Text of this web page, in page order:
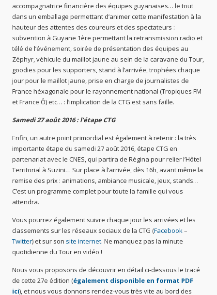
accompagnatrice financière des équipes guyanaises… le tout
dans un emballage permettant d’animer cette manifestation à la
hauteur des attentes des coureurs et des spectateurs :
subvention à Guyane 1ère permettant la retransmission radio et
télé de l’événement, soirée de présentation des équipes au
Zéphyr, véhicule du maillot jaune au sein de la caravane du Tour,
goodies pour les supporters, stand à l’arrivée, trophées chaque
jour pour le maillot jaune, prise en charge de journalistes de
France héxagonale pour le rayonnement national (Tropiques FM
et France Ô) etc… : l’implication de la CTG est sans faille.
Samedi 27 août 2016 : l’étape CTG
Enfin, un autre point primordial est également à retenir : la très
importante étape du samedi 27 août 2016, étape CTG en
partenariat avec le CNES, qui partira de Régina pour relier l’Hôtel
Territorial à Suzini… Sur place à l’arrivée, dès 16h, avant même la
remise des prix : animations, ambiance musicale, jeux, stands…
C’est un programme complet pour toute la famille qui vous
attendra.
Vous pourrez également suivre chaque jour les arrivées et les
classements sur les réseaux sociaux de la CTG (Facebook–
Twitter) et sur son site internet. Ne manquez pas la minute
quotidienne du Tour en vidéo !
Nous vous proposons de découvrir en détail ci-dessous le tracé
de cette 27e édition (également disponible en format PDF
ici), et nous vous donnons rendez-vous très vite au bord des